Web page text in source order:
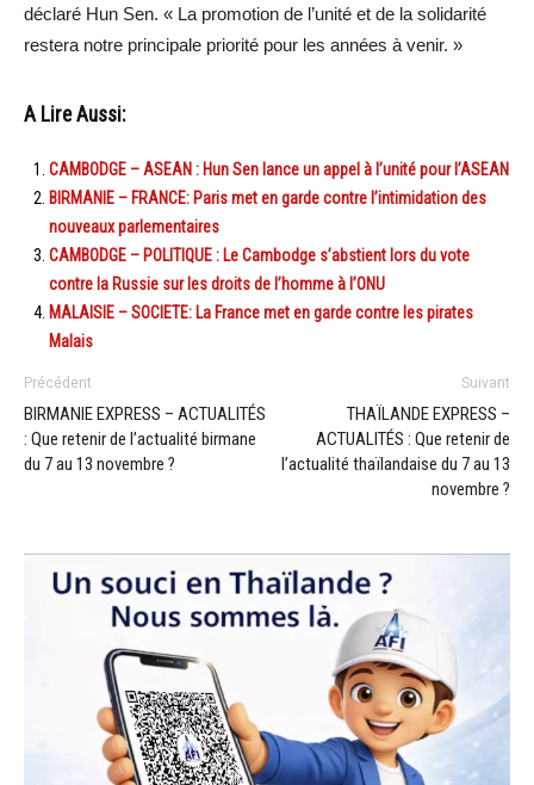
déclaré Hun Sen. « La promotion de l’unité et de la solidarité
restera notre principale priorité pour les années à venir. »
A Lire Aussi:
CAMBODGE – ASEAN : Hun Sen lance un appel à l’unité pour l’ASEAN
BIRMANIE – FRANCE: Paris met en garde contre l’intimidation des
nouveaux parlementaires
CAMBODGE – POLITIQUE : Le Cambodge s’abstient lors du vote
contre la Russie sur les droits de l’homme à l’ONU
MALAISIE – SOCIETE: La France met en garde contre les pirates
Malais
Précédent
BIRMANIE EXPRESS – ACTUALITÉS
: Que retenir de l’actualité birmane
du 7 au 13 novembre ?
Suivant
THAÏLANDE EXPRESS –
ACTUALITÉS : Que retenir de
l’actualité thaïlandaise du 7 au 13
novembre ?